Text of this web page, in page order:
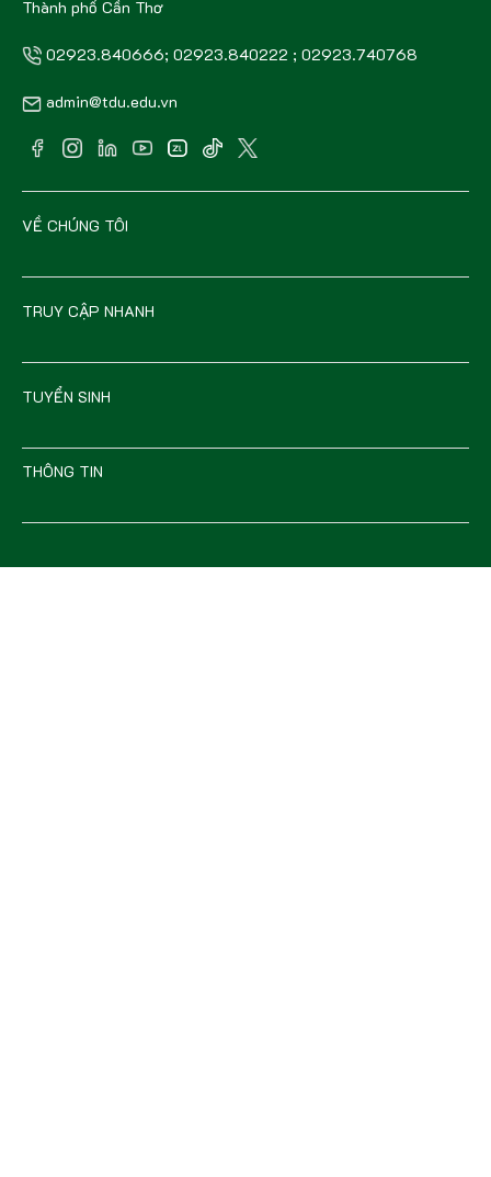
Thành phố Cần Thơ
02923.840666; 02923.840222 ; 02923.740768
admin@tdu.edu.vn
VỀ CHÚNG TÔI
TRUY CẬP NHANH
TUYỂN SINH
THÔNG TIN